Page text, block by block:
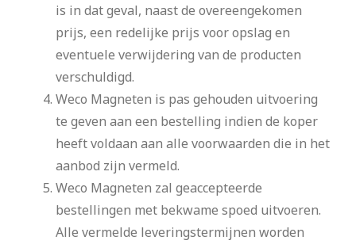
is in dat geval, naast de overeengekomen
prijs, een redelijke prijs voor opslag en
eventuele verwijdering van de producten
verschuldigd.
Weco Magneten is pas gehouden uitvoering
te geven aan een bestelling indien de koper
heeft voldaan aan alle voorwaarden die in het
aanbod zijn vermeld.
Weco Magneten zal geaccepteerde
bestellingen met bekwame spoed uitvoeren.
Alle vermelde leveringstermijnen worden